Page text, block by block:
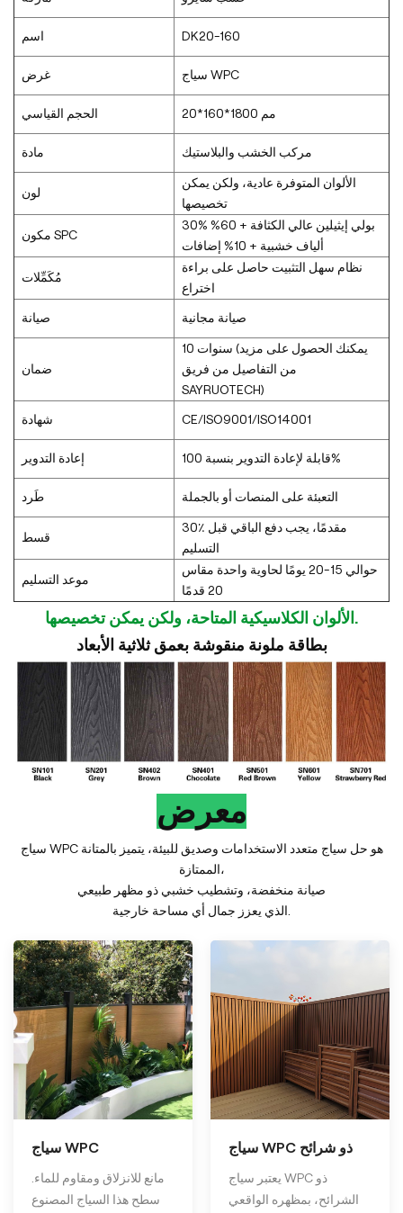
اسم DK20-160
غرض سياج WPC
الحجم القياسي 20*160*1800 مم
مادة مركب الخشب والبلاستيك
لون
الألوان المتوفرة عادية، ولكن يمكن
تخصيصها
مكون SPC
30% بولي إيثيلين عالي الكثافة + 60%
ألياف خشبية + 10% إضافات
مُكَمِّلات
نظام سهل التثبيت حاصل على براءة
اختراع
صيانة صيانة مجانية
ضمان
10 سنوات (يمكنك الحصول على مزيد
من التفاصيل من فريق
SAYRUOTECH)
شهادة CE/ISO9001/ISO14001
إعادة التدوير قابلة لإعادة التدوير بنسبة 100%
طَرد التعبئة على المنصات أو بالجملة
قسط
30٪ مقدمًا، يجب دفع الباقي قبل
التسليم
موعد التسليم
حوالي 15-20 يومًا لحاوية واحدة مقاس
20 قدمًا
الألوان الكلاسيكية المتاحة، ولكن يمكن تخصيصها.
بطاقة ملونة منقوشة بعمق ثلاثية الأبعاد
معرض
سياج WPC هو حل سياج متعدد الاستخدامات وصديق للبيئة، يتميز بالمتانة
الممتازة،
صيانة منخفضة، وتشطيب خشبي ذو مظهر طبيعي
سياج WPC
مانع للانزلاق ومقاوم للماء.
سطح هذا السياج المصنوع
سياج WPC ذو شرائح
يعتبر سياج WPC ذو
الشرائح، بمظهره الواقعي